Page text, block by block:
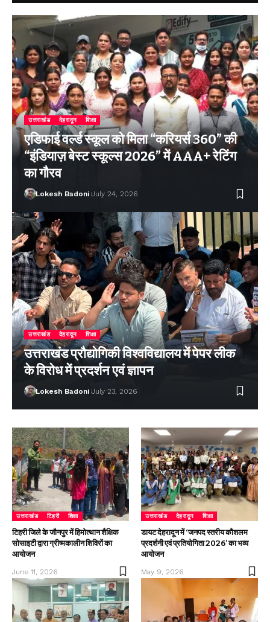
उत्तराखंड देहरादून शिक्षा
एडिफाई वर्ल्ड स्कूल को मिला “करियर्स 360” की
“इंडियाज़ बेस्ट स्कूल्स 2026” में AAA+ रेटिंग
का गौरव
Lokesh Badoni July 24, 2026
उत्तराखंड देहरादून शिक्षा
उत्तराखंड प्रौद्योगिकी विश्वविद्यालय में पेपर लीक
के विरोध में प्रदर्शन एवं ज्ञापन
Lokesh Badoni July 23, 2026
उत्तराखंड टिहरी शिक्षा
टिहरी जिले के जौनपुर में हिमोत्थान शैक्षिक
सोसाइटी द्वारा ग्रीष्मकालीन शिविरों का
आयोजन
June 11, 2026
उत्तराखंड देहरादून शिक्षा
डायट देहरादून में ‘जनपद स्तरीय कौशलम
प्रदर्शनी एवं प्रतियोगिता 2026’ का भव्य
आयोजन
May 9, 2026